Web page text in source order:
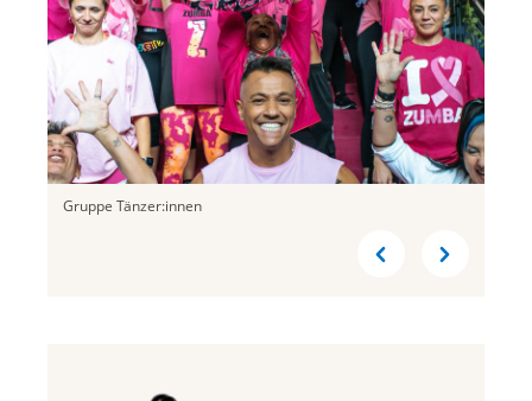
Gruppe Tänzer:innen